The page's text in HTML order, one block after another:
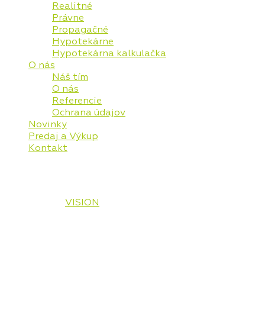
Realitné
Právne
Propagačné
Hypotekárne
Hypotekárna kalkulačka
O nás
Náš tím
O nás
Referencie
Ochrana údajov
Novinky
Predaj a Výkup
Kontakt
VISION